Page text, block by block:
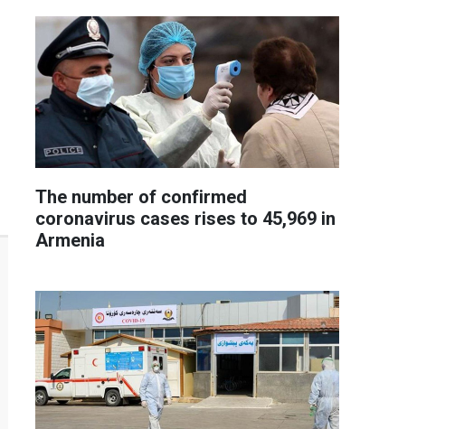
The number of confirmed
coronavirus cases rises to 45,969 in
Armenia